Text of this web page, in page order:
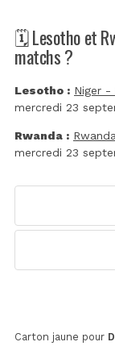
🗓️ Lesotho et
matchs ?
Lesotho : Niger -
mercredi 23
Rwanda :
mercredi 23
Carton jaune pour